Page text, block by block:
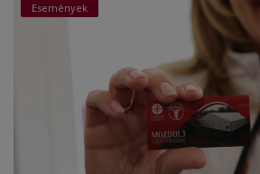
Események